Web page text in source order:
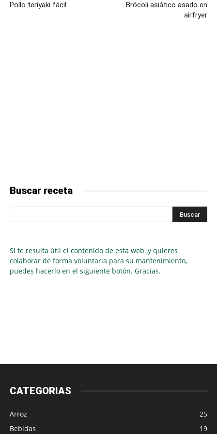
Pollo teriyaki fácil
Brócoli asiático asado en
airfryer
Buscar receta
Si te resulta útil el contenido de esta web ,y quieres
colaborar de forma voluntaria para su mantenimiento,
puedes hacerlo en el siguiente botón. Gracias.
CATEGORIAS
Arroz
25
Bebidas
19